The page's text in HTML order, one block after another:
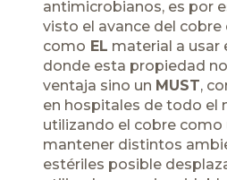
antimicrobianos, es por
visto el avance del cobre
como EL material a usar
donde esta propiedad
ventaja sino un MUST,
en hospitales de todo el
utilizando el cobre como
mantener distintos
estériles posible